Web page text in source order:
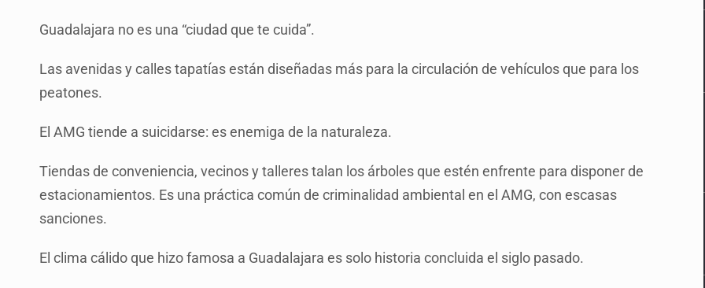
Guadalajara no es una “ciudad que te cuida”.
Las avenidas y calles tapatías están diseñadas más para la circulación de vehículos que para los
peatones.
El AMG tiende a suicidarse: es enemiga de la naturaleza.
Tiendas de conveniencia, vecinos y talleres talan los árboles que estén enfrente para disponer de
estacionamientos. Es una práctica común de criminalidad ambiental en el AMG, con escasas
sanciones.
El clima cálido que hizo famosa a Guadalajara es solo historia concluida el siglo pasado.